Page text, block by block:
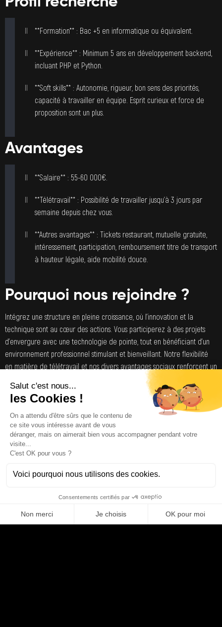
**Formation** : Bac +5 en informatique ou équivalent.
**Expérience** : Minimum 5 ans en développement backend,
incluant PHP et Python.
**Soft skills** : Autonomie, rigueur, bon sens des priorités,
capacité à travailler en équipe. Esprit curieux et force de
proposition sont un plus.
Avantages
**Salaire** : 55-60 000€.
**Télétravail** : Possibilité de travailler jusqu’à 3 jours par
semaine depuis chez vous.
**Autres avantages** : Tickets restaurant, mutuelle gratuite,
intéressement, participation, remboursement titre de transport
à hauteur légale, aide mobilité douce.
Pourquoi nous rejoindre ?
Intégrez une structure en pleine croissance, où l’innovation et la
technique sont au cœur des actions. Vous participerez à des projets
d’envergure avec une technologie de pointe, tout en bénéficiant d’un
environnement professionnel stimulant et bienveillant. Notre flexibilité
en matière de télétravail et nos divers avantages sociaux renforcent un
équilibre vie pro/vie perso attractif. Rejoignez-nous pour transformer
ensemble le paysage énergétique de demain.
Postuler
Partager